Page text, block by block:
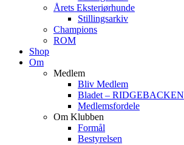
Årets Eksteriørhunde
Stillingsarkiv
Champions
ROM
Shop
Om
Medlem
Bliv Medlem
Bladet – RIDGEBACKEN
Medlemsfordele
Om Klubben
Formål
Bestyrelsen